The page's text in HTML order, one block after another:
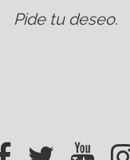
Pide tu deseo.